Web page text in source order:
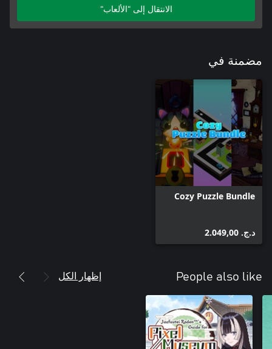
الانتقال إلى "الألعاب"
مضمنة في
Cozy Puzzle Bundle
د.ج.‏ 2.049,00
People also like إظهار الكل